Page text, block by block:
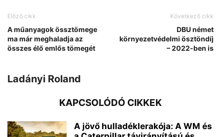
Előző cikk
A műanyagok össztömege
ma már meghaladja az
összes élő emlős tömegét
Következő cikk
DBU német
környezetvédelmi ösztöndíj
– 2022-ben is
Ladányi Roland
KAPCSOLÓDÓ CIKKEK
A jövő hulladéklerakója: A WM és